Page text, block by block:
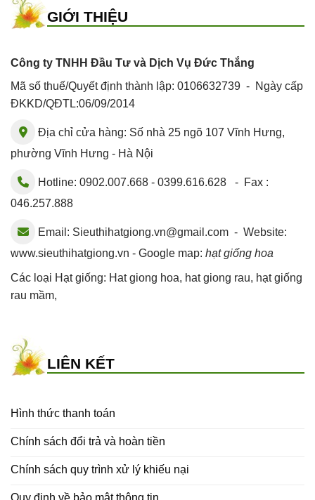
GIỚI THIỆU
Công ty TNHH Đầu Tư và Dịch Vụ Đức Thắng
Mã số thuế/Quyết định thành lập: 0106632739 - Ngày cấp
ĐKKD/QĐTL:06/09/2014
Địa chỉ cửa hàng: Số nhà 25 ngõ 107 Vĩnh Hưng,
phường Vĩnh Hưng - Hà Nội
Hotline: 0902.007.668 - 0399.616.628 - Fax :
046.257.888
Email: Sieuthihatgiong.vn@gmail.com - Website:
www.sieuthihatgiong.vn - Google map: hạt giống hoa
Các loại Hạt giống: Hat giong hoa, hat giong rau, hạt giống
rau mầm,
LIÊN KẾT
Hình thức thanh toán
Chính sách đổi trả và hoàn tiền
Chính sách quy trình xử lý khiếu nại